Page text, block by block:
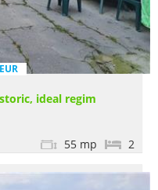
ideal regim
2
55 mp